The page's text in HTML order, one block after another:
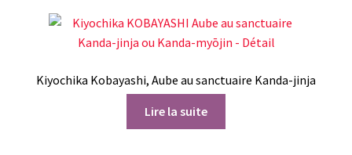
Kiyochika Kobayashi, Aube au sanctuaire Kanda-jinja
Lire la suite